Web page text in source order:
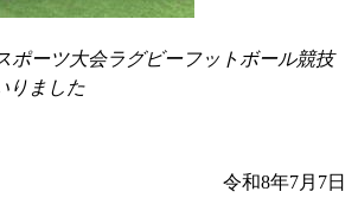
ーツ大会ラグビーフットボール競技
りました
令和8年7月7日